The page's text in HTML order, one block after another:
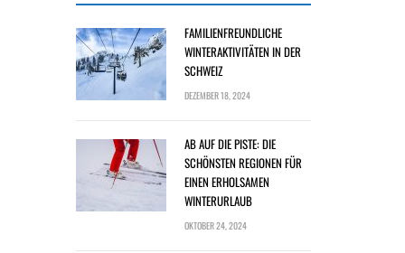
FAMILIENFREUNDLICHE
WINTERAKTIVITÄTEN IN DER
SCHWEIZ
DEZEMBER 18, 2024
AB AUF DIE PISTE: DIE
SCHÖNSTEN REGIONEN FÜR
EINEN ERHOLSAMEN
WINTERURLAUB
OKTOBER 24, 2024